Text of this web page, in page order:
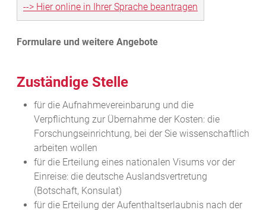
--> Hier online in Ihrer Sprache beantragen
Zuständige Stelle
für die Aufnahmevereinbarung und die
Verpflichtung zur Übernahme der Kosten: die
Forschungseinrichtung, bei der Sie wissenschaftlich
arbeiten wollen
für die Erteilung eines nationalen Visums vor der
Einreise: die deutsche Auslandsvertretung
(Botschaft, Konsulat)
für die Erteilung der Aufenthaltserlaubnis nach der